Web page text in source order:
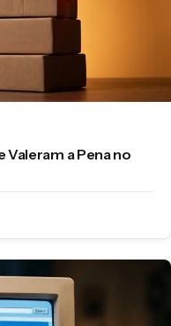
Valeram a Pena no